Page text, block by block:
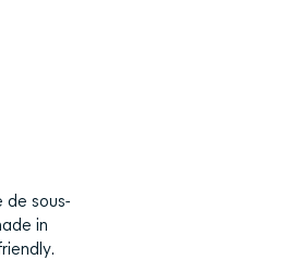
de sous-
in